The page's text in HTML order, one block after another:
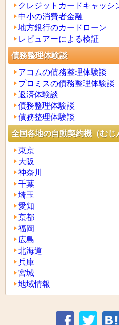
クレジットカードキャッシ
中小の消費者金融
地方銀行のカードローン
レビュアーによる検証
債務整理体験談
アコムの債務整理体験談
プロミスの債務整理体験談
返済体験談
債務整理体験談
債務整理体験談
全国各地の自動契約機（む
東京
大阪
神奈川
千葉
埼玉
愛知
京都
福岡
広島
北海道
兵庫
宮城
地域情報